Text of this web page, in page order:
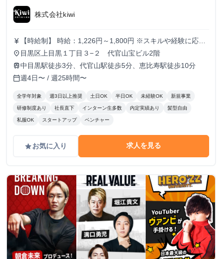
株式会社kiwi
currency_yen
【時給制】 時給：1,226円～1,800円 ※スキルや経験に応じ
て昇給します。 【月給制】 尚、フルコミットできる方は月
給制もご用意しております。 月給: 230,000円〜 ※毎月行う
評価面談により毎月昇給の可能性あり ※年間の昇給平均額
80,000円 <モデル月収> 260,000円 /入社6ヶ月 330,000
円 /入社1年 400,000円 /入社1年半 500,000円 /入社2年
place 目黒区上目黒１丁目３−２ 代官山宝ビル2階
train中目黒駅徒歩3分、代官山駅徒歩5分、恵比寿駅徒歩10分
calendar_today週4日〜 / 週25時間〜
全学年対象 週3日以上推奨 土日OK 半日OK 未経験OK 新規事業
研修制度あり 社長直下 インターン生多数 内定実績あり 髪型自由
私服OK スタートアップ ベンチャー
gradeお気に入り 求人を見る